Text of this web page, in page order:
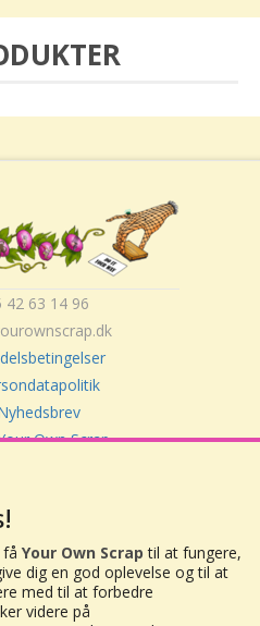
63 14 96
Own Scrap
Scrap
20
Roskilde
Your Own Scrap til at fungere,
dig en god oplevelse og til at
med til at forbedre
videre på